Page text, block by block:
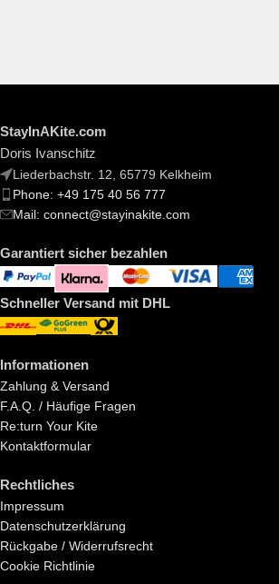
StayInAKite.com
Doris Ivanschitz
Liederbachstr. 12, 65779 Kelkheim
Phone: +49 175 40 56 777
Mail: connect@stayinakite.com
Garantiert sicher bezahlen
Schneller Versand mit DHL
Informationen
Zahlung & Versand
F.A.Q. / Häufige Fragen
Re:turn Your Kite
Kontaktformular
Rechtliches
Impressum
Datenschutzerklärung
Rückgabe / Widerrufsrecht
Cookie Richtlinie